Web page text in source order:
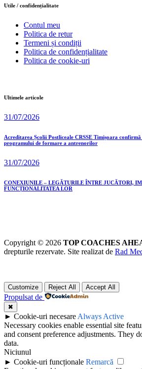
Utile / confidențialitate
Contul meu
Politica de retur
Termeni și condiții
Politica de confidențialitate
Politica de cookie-uri
Ultimele articole
31/07/2026
Acreditarea Școlii Postliceale CRSSE Timișoara
programului de formare a antrenorilor
31/07/2026
CONEXIUNILE – LEGĂTURILE ÎNTRE JUCĂTORI,
FUNCȚIONALITATEA LOR
Copyright © 2026 TOP COACHES
drepturile rezervate. Site realizat de Rad
Customize Reject All Accept All
Propulsat de
✖
► Cookie-uri necesare Always Active
Necessary cookies enable essential site
and consent preference adjustments. They
data.
Niciunul
► Cookie-uri funcționale Remarcă